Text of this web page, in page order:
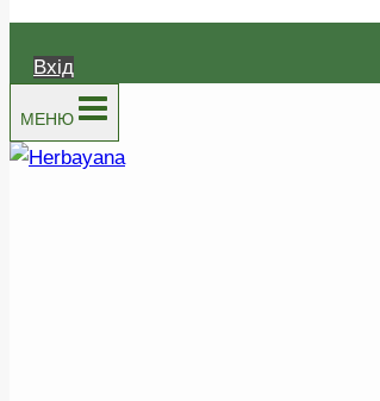
Вхід
МЕНЮ